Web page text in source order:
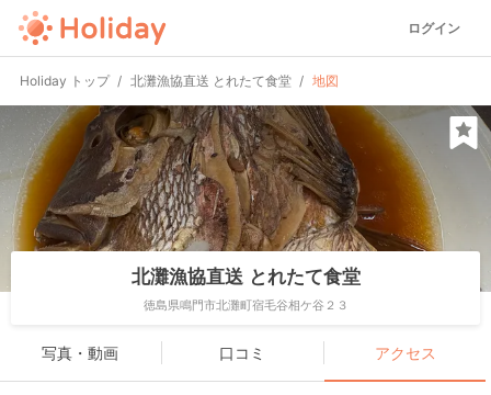
ログイン
Holiday トップ 北灘漁協直送 とれたて食堂 地図
北灘漁協直送 とれたて食堂
徳島県鳴門市北灘町宿毛谷相ケ谷２３
写真・動画 口コミ アクセス